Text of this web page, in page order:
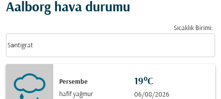
Aalborg hava durumu
Sıcaklık Birimi:
Santigrat
keyboard_arrow_down
Persembe
hafif yağmur
19°C
06/08/2026